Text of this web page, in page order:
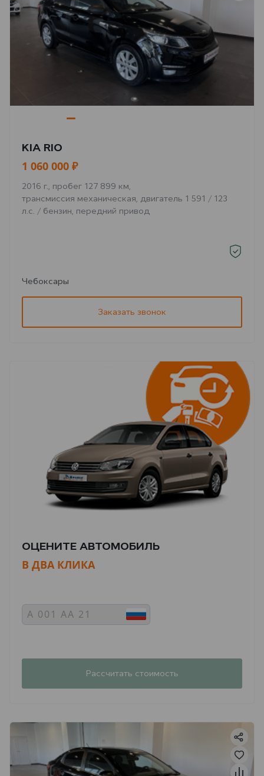
KIA RIO
1 060 000 ₽
2016 г., пробег 127 899 км,
трансмиссия механическая, двигатель 1 591 / 123
л.с. / бензин, передний привод
Чебоксары
Заказать звонок
ОЦЕНИТЕ АВТОМОБИЛЬ
В ДВА КЛИКА
Рассчитать стоимость